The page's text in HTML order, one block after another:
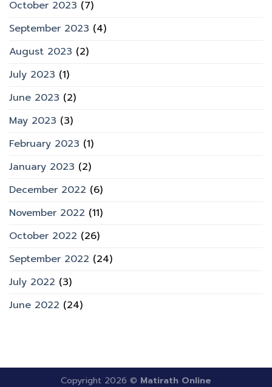
October 2023 (7)
September 2023 (4)
August 2023 (2)
July 2023 (1)
June 2023 (2)
May 2023 (3)
February 2023 (1)
January 2023 (2)
December 2022 (6)
November 2022 (11)
October 2022 (26)
September 2022 (24)
July 2022 (3)
June 2022 (24)
Copyright 2026 © Matirath Online